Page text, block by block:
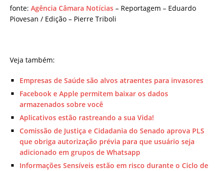
fonte: Agência Câmara Notícias – Reportagem – Eduardo
Piovesan / Edição – Pierre Triboli
Veja também:
Empresas de Saúde são alvos atraentes para invasores
Facebook e Apple permitem baixar os dados
armazenados sobre você
Aplicativos estão rastreando a sua Vida!
Comissão de Justiça e Cidadania do Senado aprova PLS
que obriga autorização prévia para que usuário seja
adicionado em grupos de Whatsapp
Informações Sensíveis estão em risco durante o Ciclo de